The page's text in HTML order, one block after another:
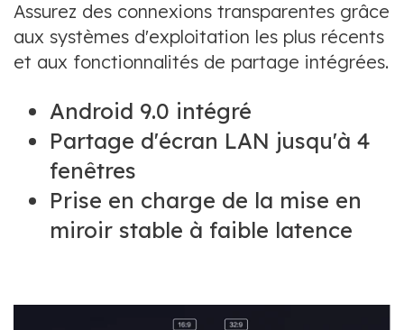
Assurez des connexions transparentes grâce
aux systèmes d'exploitation les plus récents
et aux fonctionnalités de partage intégrées.
Android 9.0 intégré
Partage d'écran LAN jusqu'à 4
fenêtres
Prise en charge de la mise en
miroir stable à faible latence